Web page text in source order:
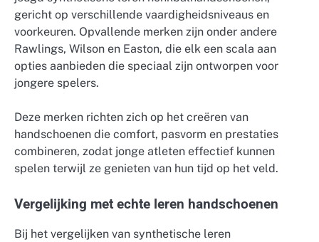
gericht op verschillende vaardigheidsniveaus en
voorkeuren. Opvallende merken zijn onder andere
Rawlings, Wilson en Easton, die elk een scala aan
opties aanbieden die speciaal zijn ontworpen voor
jongere spelers.
Deze merken richten zich op het creëren van
handschoenen die comfort, pasvorm en prestaties
combineren, zodat jonge atleten effectief kunnen
spelen terwijl ze genieten van hun tijd op het veld.
Vergelijking met echte leren handschoenen
Bij het vergelijken van synthetische leren